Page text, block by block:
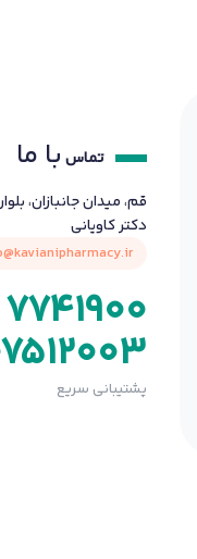
تماس با ما
قم، میدان جانبازان،
دکتر کاویانی
7741900
پشتیبانی سریع